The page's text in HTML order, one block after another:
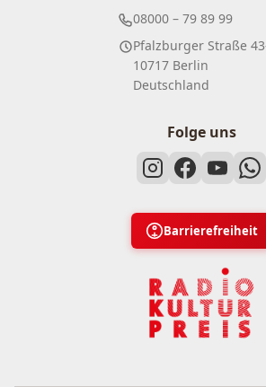
08000 – 79 89 99
Pfalzburger Straße
10717 Berlin
Deutschland
Folge uns
Barrierefreiheit